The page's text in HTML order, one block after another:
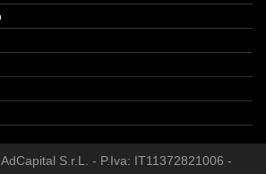
S.r.L. - P.Iva: IT11372821006 -